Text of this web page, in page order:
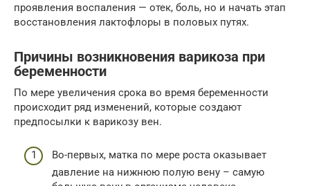
проявления воспаления — отек, боль, но и начать этап
восстановления лактофлоры в половых путях.
Причины возникновения варикоза при
беременности
По мере увеличения срока во время беременности
происходит ряд изменений, которые создают
предпосылки к варикозу вен.
Во-первых, матка по мере роста оказывает
давление на нижнюю полую вену – самую